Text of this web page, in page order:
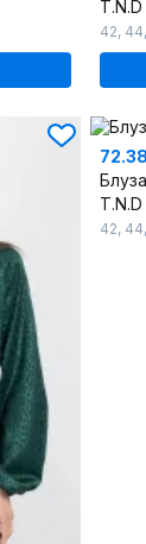
T.N.D
42, 44,
Блуза
T.N.D
42, 44,